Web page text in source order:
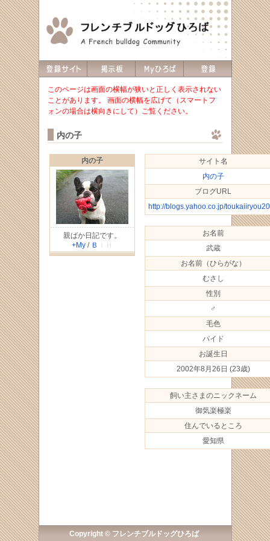
このページは画面の横幅が狭いと正しく表示されない
ことがあります。 画面の横幅を広げて（スマートフ
ォンの場合は横向きにして）ご覧ください。
内の子
内の子
親ばか日記です。
+My/ Ｂ ＩＨ
サイト名
内の子
ブログURL
http://blogs.yahoo.co.jp/
お名前
武蔵
お名前（ひらがな）
むさし
性別
♂
毛色
パイド
お誕生日
2002年8月26日 (23歳)
飼い主さまのニックネーム
御気楽極楽
住んでいるところ
愛知県
Copyright © フレンチブルドッグひろば